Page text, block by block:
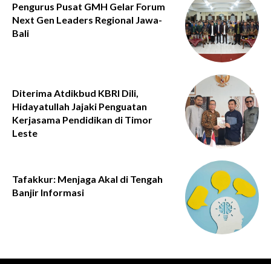
Pengurus Pusat GMH Gelar Forum
Next Gen Leaders Regional Jawa-
Bali
Diterima Atdikbud KBRI Dili,
Hidayatullah Jajaki Penguatan
Kerjasama Pendidikan di Timor
Leste
Tafakkur: Menjaga Akal di Tengah
Banjir Informasi